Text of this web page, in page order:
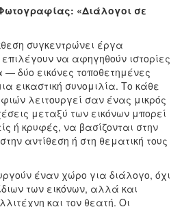
«Διάλογοι σε
συγκεντρώνει έργα
να αφηγηθούν ιστορίες
δύο εικόνες τοποθετημένες
εικαστική συνομιλία. Το κάθε
λειτουργεί σαν ένας μικρός
μεταξύ των εικόνων μπορεί
ή κρυφές, να βασίζονται στην
αντίθεση ή στη θεματική τους
έναν χώρο για διάλογο, όχι
των εικόνων, αλλά και
και τον θεατή. Οι